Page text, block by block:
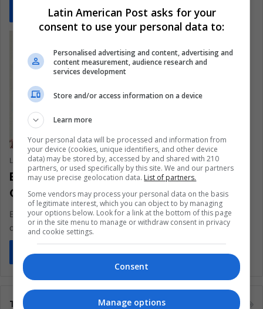
Read More »
Luis Angel Hernández Liborio June 2, 2021 0 258
Elecciones en México: ¿Pagará López
Obrador por sus errores?
El 6 de junio son las elecciones intermedias, un momento
crucial para el gobierno de López Obrador
Read More »
Tags
Latin American Post asks for your
consent to use your personal data to:
Personalised advertising and content, advertising and
content measurement, audience research and
services development
Store and/or access information on a device
Learn more
Your personal data will be processed and information from
your device (cookies, unique identifiers, and other device
data) may be stored by, accessed by and shared with 210
partners, or used specifically by this site. We and our partners
may use precise geolocation data. List of partners.
Some vendors may process your personal data on the basis
of legitimate interest, which you can object to by managing
your options below. Look for a link at the bottom of this page
or in the site menu to manage or withdraw consent in privacy
and cookie settings.
Consent
Manage options